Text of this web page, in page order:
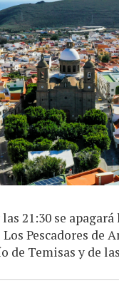
las 21:30 se
Pescadores de
de Temisas y de